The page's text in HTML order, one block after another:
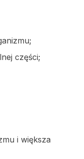
części;
i większa